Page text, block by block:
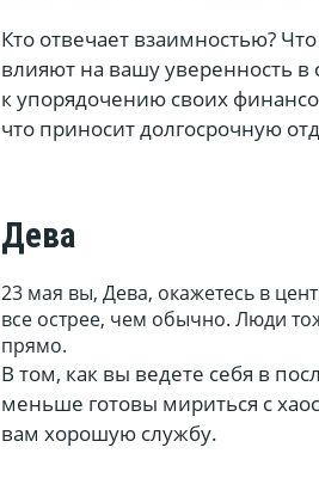
Кто отвечает взаимностью?
влияют на вашу уверенность
к упорядочению своих
что приносит долгосрочную
Дева
23 мая вы, Дева, окажетесь в
все острее, чем обычно. Люди
прямо.
В том, как вы ведете себя в
меньше готовы мириться с
вам хорошую службу.